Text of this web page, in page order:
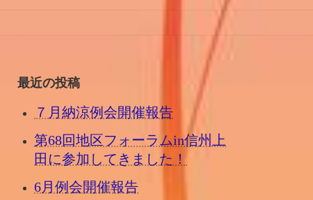
最近の投稿
７月納涼例会開催報告
第68回地区フォーラムin信州上
田に参加してきました！
6月例会開催報告